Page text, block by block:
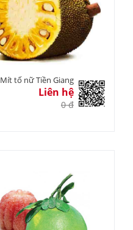
Mít tố nữ Tiền Giang
Liên hệ
0 đ